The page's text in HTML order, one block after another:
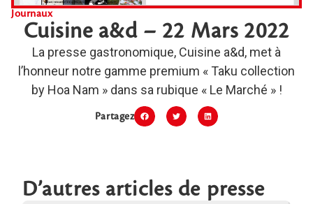
Journaux
Cuisine a&d – 22 Mars 2022
La presse gastronomique, Cuisine a&d, met à
l’honneur notre gamme premium « Taku collection
by Hoa Nam » dans sa rubique « Le Marché » !
Partagez
D’autres articles de presse